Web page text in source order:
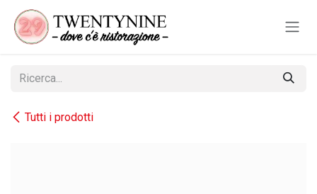
Passa al contenuto
Tutti i prodotti